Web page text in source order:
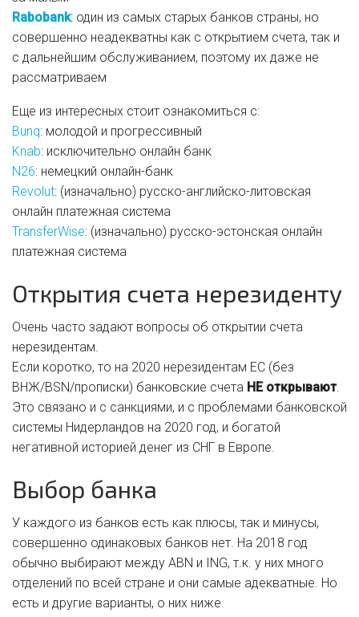
Rabobank: один из самых старых банков страны, но
совершенно неадекватны как с открытием счета, так и
с дальнейшим обслуживанием, поэтому их даже не
рассматриваем
Еще из интересных стоит ознакомиться с:
Bunq: молодой и прогрессивный
Knab: исключительно онлайн банк
N26: немецкий онлайн-банк
Revolut: (изначально) русско-английско-литовская
онлайн платежная система
TransferWise: (изначально) русско-эстонская онлайн
платежная система
Открытия счета нерезиденту
Очень часто задают вопросы об открытии счета
нерезидентам.
Если коротко, то на 2020 нерезидентам ЕС (без
ВНЖ/BSN/прописки) банковские счета НЕ открывают.
Это связано и с санкциями, и с проблемами банковской
системы Нидерландов на 2020 год, и богатой
негативной историей денег из СНГ в Европе.
Выбор банка
У каждого из банков есть как плюсы, так и минусы,
совершенно одинаковых банков нет. На 2018 год
обычно выбирают между ABN и ING, т.к. у них много
отделений по всей стране и они самые адекватные. Но
есть и другие варианты, о них ниже.